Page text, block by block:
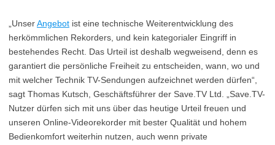
„UnserAngebot ist eine technische Weiterentwicklung des
herkömmlichen Rekorders, und kein kategorialer Eingriff in
bestehendes Recht. Das Urteil ist deshalb wegweisend, denn es
garantiert die persönliche Freiheit zu entscheiden, wann, wo und
mit welcher Technik TV-Sendungen aufzeichnet werden dürfen“,
sagt Thomas Kutsch, Geschäftsführer der Save.TV Ltd. „Save.TV-
Nutzer dürfen sich mit uns über das heutige Urteil freuen und
unseren Online-Videorekorder mit bester Qualität und hohem
Bedienkomfort weiterhin nutzen, auch wenn private